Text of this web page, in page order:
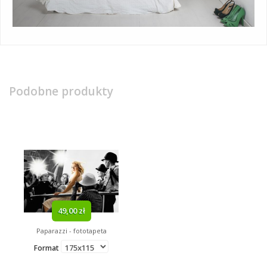
Podobne produkty
49,00 zł
Paparazzi - fototapeta
Format